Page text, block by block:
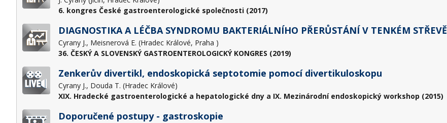
6. kongres České gastroenterologické společnosti (2017)
DIAGNOSTIKA A LÉČBA SYNDROMU BAKTERIÁLNÍHO PŘERŮSTÁNÍ V TENKÉM STŘEVĚ
Cyrany J., Meisnerová E. (Hradec Králové, Praha )
36. ČESKÝ A SLOVENSKÝ GASTROENTEROLOGICKÝ KONGRES (2019)
Zenkerův divertikl, endoskopická septotomie pomocí divertikuloskopu
Cyrany J., Douda T. (Hradec Králové)
XIX. Hradecké gastroenterologické a hepatologické dny a IX. Mezinárodní endoskopický workshop (2015)
Doporučené postupy - gastroskopie